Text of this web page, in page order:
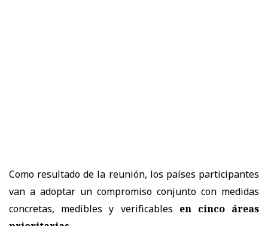
Como resultado de la reunión, los países participantes
van a adoptar un compromiso conjunto con medidas
concretas, medibles y verificables en cinco áreas